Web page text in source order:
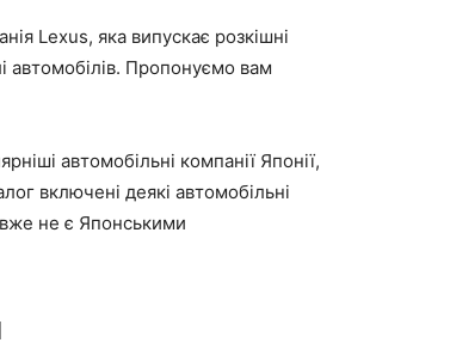
Lexus, яка випускає розкішні
автомобілів. Пропонуємо вам
автомобільні компанії Японії,
включені деякі автомобільні
вже не є Японськими